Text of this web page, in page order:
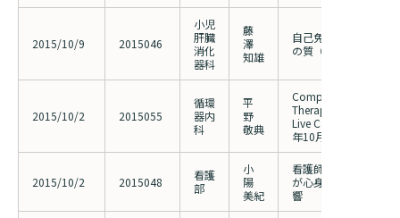
2015/10/9 2015046
小児
肝臓
消化
器科
藤
澤
知雄
自己免疫性肝炎（AIH
の質（QOL)調査
2015/10/2 2015055
循環
器内
科
平
野
敬典
Complex
Live Case
年10月30日（金）
2015/10/2 2015048
看護
部
小
陽
美紀
看護師における仕事
が心身の健康や離職
響